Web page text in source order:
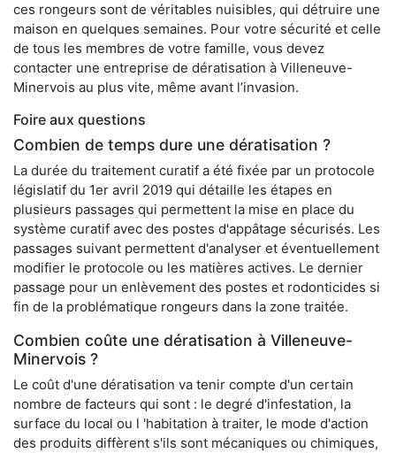
ces rongeurs sont de véritables nuisibles, qui détruire une
maison en quelques semaines. Pour votre sécurité et celle
de tous les membres de votre famille, vous devez
contacter une entreprise de dératisation à Villeneuve-
Minervois au plus vite, même avant l’invasion.
Foire aux questions
Combien de temps dure une dératisation ?
La durée du traitement curatif a été fixée par un protocole
législatif du 1er avril 2019 qui détaille les étapes en
plusieurs passages qui permettent la mise en place du
système curatif avec des postes d'appâtage sécurisés. Les
passages suivant permettent d'analyser et éventuellement
modifier le protocole ou les matières actives. Le dernier
passage pour un enlèvement des postes et rodonticides si
fin de la problématique rongeurs dans la zone traitée.
Combien coûte une dératisation à Villeneuve-
Minervois ?
Le coût d'une dératisation va tenir compte d'un certain
nombre de facteurs qui sont : le degré d'infestation, la
surface du local ou l 'habitation à traiter, le mode d'action
des produits diffèrent s'ils sont mécaniques ou chimiques,